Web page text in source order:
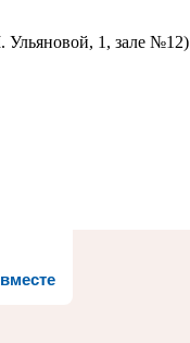
Ульяновой, 1, зале №12)